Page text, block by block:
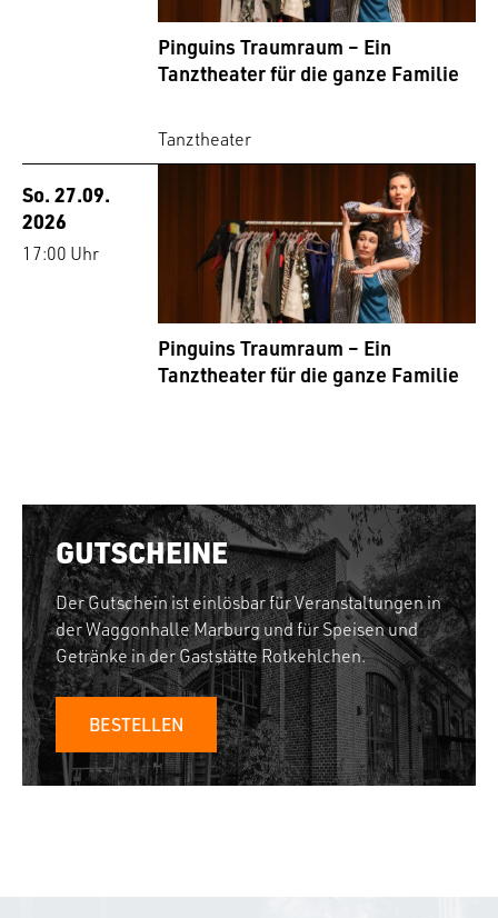
Pinguins Traumraum – Ein
Tanztheater für die ganze Familie
Tanztheater
So. 27.09.
2026
17:00 Uhr
Pinguins Traumraum – Ein
Tanztheater für die ganze Familie
GUTSCHEINE
Der Gutschein ist einlösbar für Veranstaltungen in
der Waggonhalle Marburg und für Speisen und
Getränke in der Gaststätte Rotkehlchen.
BESTELLEN